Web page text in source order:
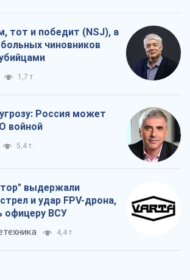
тот и победит (NSJ), а
чиновников
1,7 т.
Россия может
войной
5,4 т.
выдержали
и удар FPV-дрона,
офицеру ВСУ
4,4 т.